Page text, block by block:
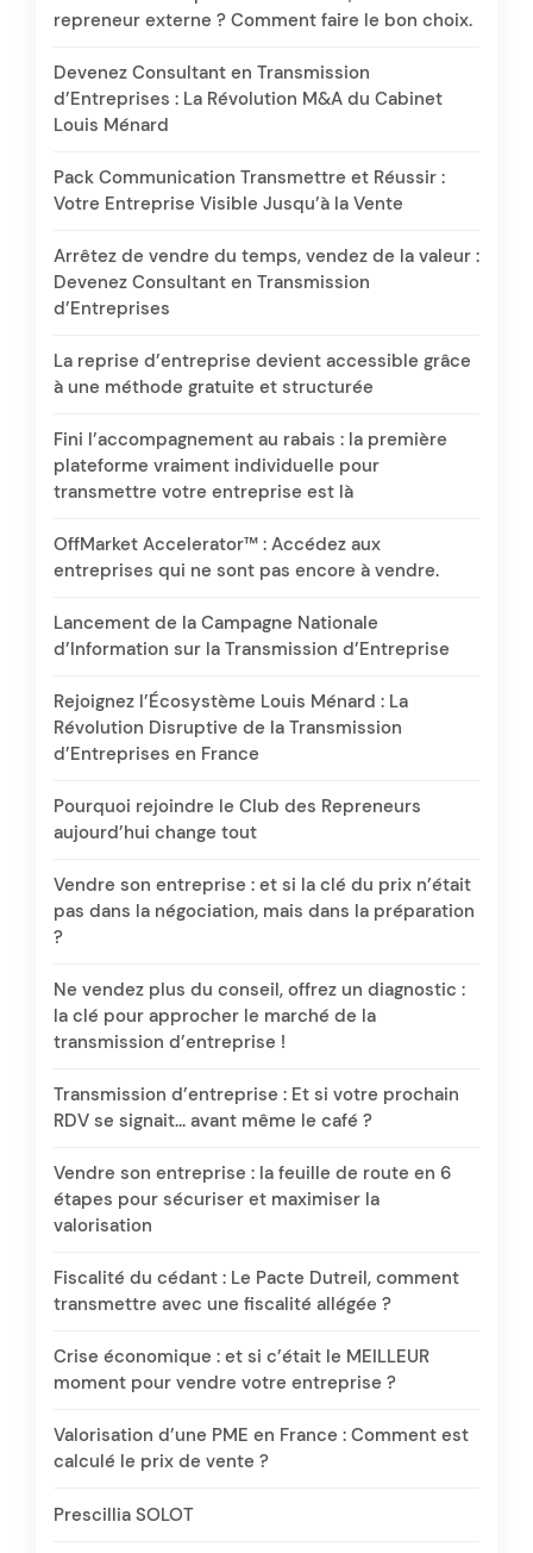
repreneur externe ? Comment faire le bon choix.
Devenez Consultant en Transmission
d’Entreprises : La Révolution M&A du Cabinet
Louis Ménard
Pack Communication Transmettre et Réussir :
Votre Entreprise Visible Jusqu’à la Vente
Arrêtez de vendre du temps, vendez de la valeur :
Devenez Consultant en Transmission
d’Entreprises
La reprise d’entreprise devient accessible grâce
à une méthode gratuite et structurée
Fini l’accompagnement au rabais : la première
plateforme vraiment individuelle pour
transmettre votre entreprise est là
OffMarket Accelerator™ : Accédez aux
entreprises qui ne sont pas encore à vendre.
Lancement de la Campagne Nationale
d’Information sur la Transmission d’Entreprise
Rejoignez l’Écosystème Louis Ménard : La
Révolution Disruptive de la Transmission
d’Entreprises en France
Pourquoi rejoindre le Club des Repreneurs
aujourd’hui change tout
Vendre son entreprise : et si la clé du prix n’était
pas dans la négociation, mais dans la préparation
?
Ne vendez plus du conseil, offrez un diagnostic :
la clé pour approcher le marché de la
transmission d’entreprise !
Transmission d’entreprise : Et si votre prochain
RDV se signait… avant même le café ?
Vendre son entreprise : la feuille de route en 6
étapes pour sécuriser et maximiser la
valorisation
Fiscalité du cédant : Le Pacte Dutreil, comment
transmettre avec une fiscalité allégée ?
Crise économique : et si c’était le MEILLEUR
moment pour vendre votre entreprise ?
Valorisation d’une PME en France : Comment est
calculé le prix de vente ?
Prescillia SOLOT